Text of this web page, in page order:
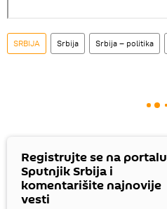
SRBIJA Srbija Srbija – politika
Registrujte se na portalu
Sputnjik Srbija i
komentarišite najnovije
vesti